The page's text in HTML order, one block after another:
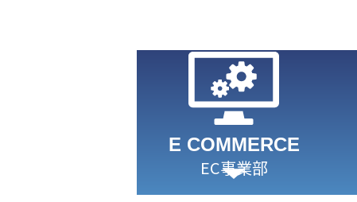
E COMMERCE
EC事業部